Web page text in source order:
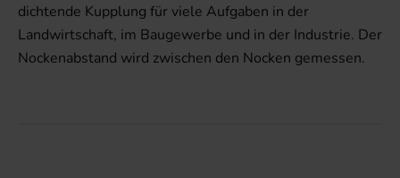
dichtende Kupplung für viele Aufgaben in der
Landwirtschaft, im Baugewerbe und in der Industrie. Der
Nockenabstand wird zwischen den Nocken gemessen.